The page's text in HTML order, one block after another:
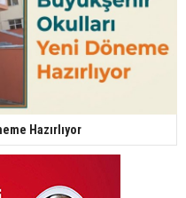
Hazırlıyor